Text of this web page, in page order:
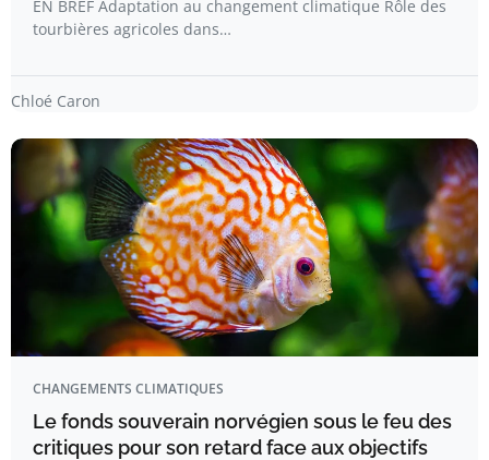
EN BREF Adaptation au changement climatique Rôle des
tourbières agricoles dans…
Chloé Caron
CHANGEMENTS CLIMATIQUES
Le fonds souverain norvégien sous le feu des
critiques pour son retard face aux objectifs